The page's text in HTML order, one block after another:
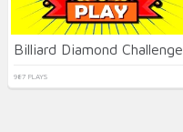
Billiard Diamond Challenge
987 PLAYS